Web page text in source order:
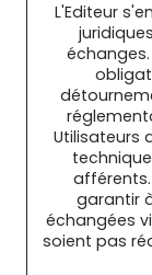
L'Editeur
Utilisateurs
afférents.
garantir
échangées
soient pas